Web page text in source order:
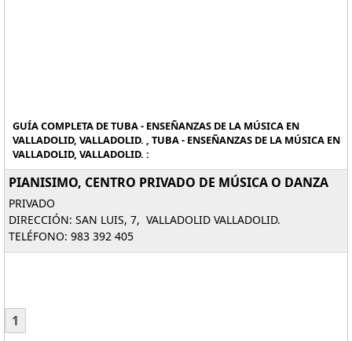
GUÍA COMPLETA DE TUBA - ENSEÑANZAS DE LA MÚSICA EN
VALLADOLID, VALLADOLID. , TUBA - ENSEÑANZAS DE LA MÚSICA EN
VALLADOLID, VALLADOLID. :
PIANISIMO, CENTRO PRIVADO DE MÚSICA O DANZA
PRIVADO
DIRECCIÓN: SAN LUIS, 7, VALLADOLID VALLADOLID.
TELÉFONO: 983 392 405
1